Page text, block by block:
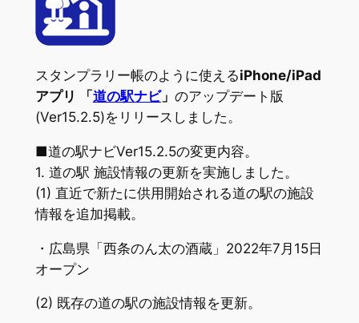
スタンプラリー帳のように使えるiPhone/iPad
アプリ 「道の駅ナビ」 のアップデート版
(Ver15.2.5)をリリースしました。
■道の駅ナビVer15.2.5の変更内容。
1. 道の駅 施設情報の更新を実施しました。
(1) 直近で新たに供用開始される道の駅の施設
情報を追加掲載。
・広島県「西条のん太の酒蔵」2022年7月15日
オープン
(2) 既存の道の駅の施設情報を更新。